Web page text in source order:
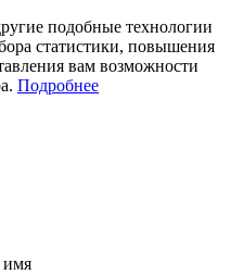
подобные технологии
статистики, повышения
вам возможности
Подробнее